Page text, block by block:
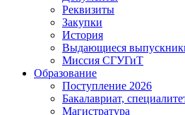
Реквизиты
Закупки
История
Выдающиеся
Миссия СГУГиТ
Образование
Поступление 2026
Бакалавриат,
Магистратура